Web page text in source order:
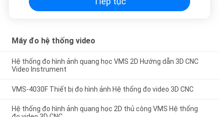
Máy đo hệ thống video
Hệ thống đo hình ảnh quang học VMS 2D Hướng dẫn 3D CNC
Video Instrument
VMS-4030F Thiết bị đo hình ảnh Hệ thống đo video 3D CNC
Hệ thống đo hình ảnh quang học 2D thủ công VMS Hệ thống